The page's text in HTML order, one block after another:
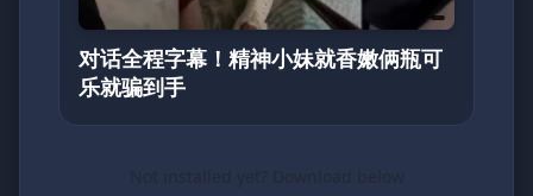
对话全程字幕！精神小妹就香嫩俩瓶可
乐就骗到手
Not installed yet? Download below